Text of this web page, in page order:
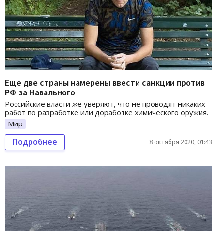
Еще две страны намерены ввести санкции против
РФ за Навального
Российские власти же уверяют, что не проводят никаких
работ по разработке или доработке химического оружия.
Мир
Подробнее 8 октября 2020, 01:43